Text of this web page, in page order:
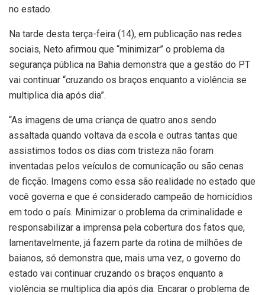
no estado.
Na tarde desta terça-feira (14), em publicação nas redes
sociais, Neto afirmou que “minimizar” o problema da
segurança pública na Bahia demonstra que a gestão do PT
vai continuar “cruzando os braços enquanto a violência se
multiplica dia após dia”.
“As imagens de uma criança de quatro anos sendo
assaltada quando voltava da escola e outras tantas que
assistimos todos os dias com tristeza não foram
inventadas pelos veículos de comunicação ou são cenas
de ficção. Imagens como essa são realidade no estado que
você governa e que é considerado campeão de homicídios
em todo o país. Minimizar o problema da criminalidade e
responsabilizar a imprensa pela cobertura dos fatos que,
lamentavelmente, já fazem parte da rotina de milhões de
baianos, só demonstra que, mais uma vez, o governo do
estado vai continuar cruzando os braços enquanto a
violência se multiplica dia após dia. Encarar o problema de